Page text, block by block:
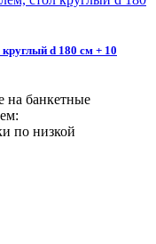
d 180 см + 10
на банкетные
по низкой